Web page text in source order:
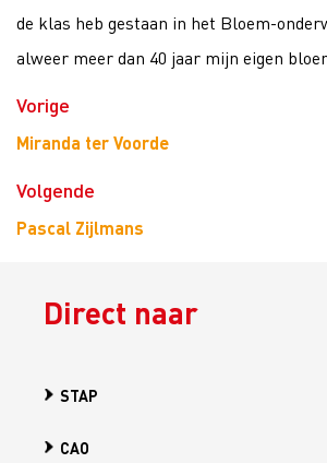
de klas heb gestaan in het Bloem-
alweer meer dan 40 jaar mijn eigen
Vorige
Miranda ter Voorde
Volgende
Pascal Zijlmans
Direct naar
STAP
CAO